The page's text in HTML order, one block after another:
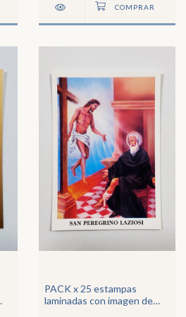
PACK x 25 estampas
laminadas con imagen de